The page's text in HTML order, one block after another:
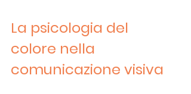
La psicologia del
colore nella
comunicazione visiva